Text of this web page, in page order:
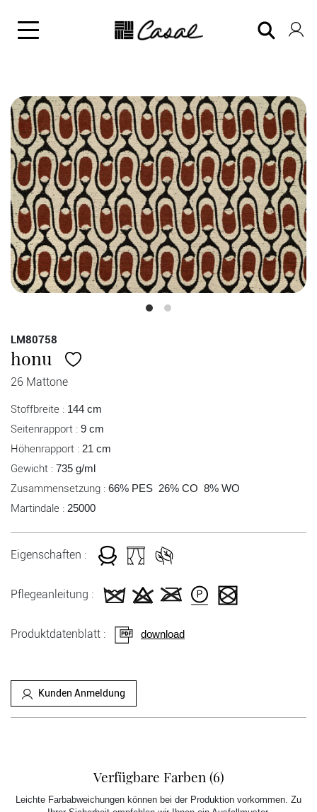
LM80758
honu
26 Mattone
Stoffbreite : 144 cm
Seitenrapport : 9 cm
Höhenrapport : 21 cm
Gewicht : 735 g/ml
Zusammensetzung : 66% PES 26% CO 8% WO
Martindale : 25000
Eigenschaften :
Pflegeanleitung :
Produktdatenblatt : download
Kunden Anmeldung
Verfügbare Farben (6)
Leichte Farbabweichungen können bei der Produktion vorkommen. Zu